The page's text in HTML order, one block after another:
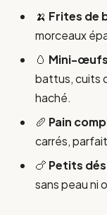
🍌 Frites de
morceaux
🥚 Mini-œufs
battus, cuits
haché.
🥖 Pain
carrés,
🍗 Petits
sans peau ni